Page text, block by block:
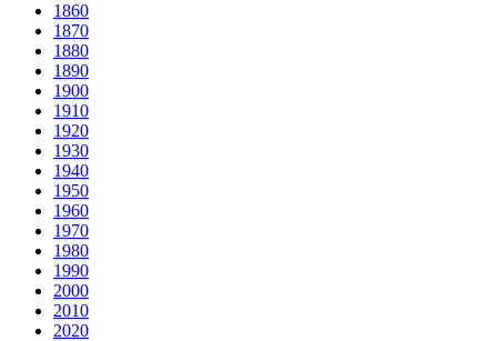
1860
1870
1880
1890
1900
1910
1920
1930
1940
1950
1960
1970
1980
1990
2000
2010
2020